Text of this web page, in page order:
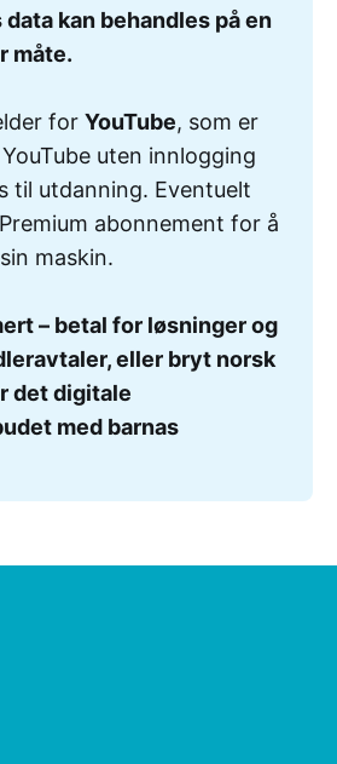
kan behandles på en
måte.
for YouTube, som er
uten innlogging
til utdanning. Eventuelt
abonnement for å
maskin.
– betal for løsninger og
eller bryt norsk
det digitale
med barnas